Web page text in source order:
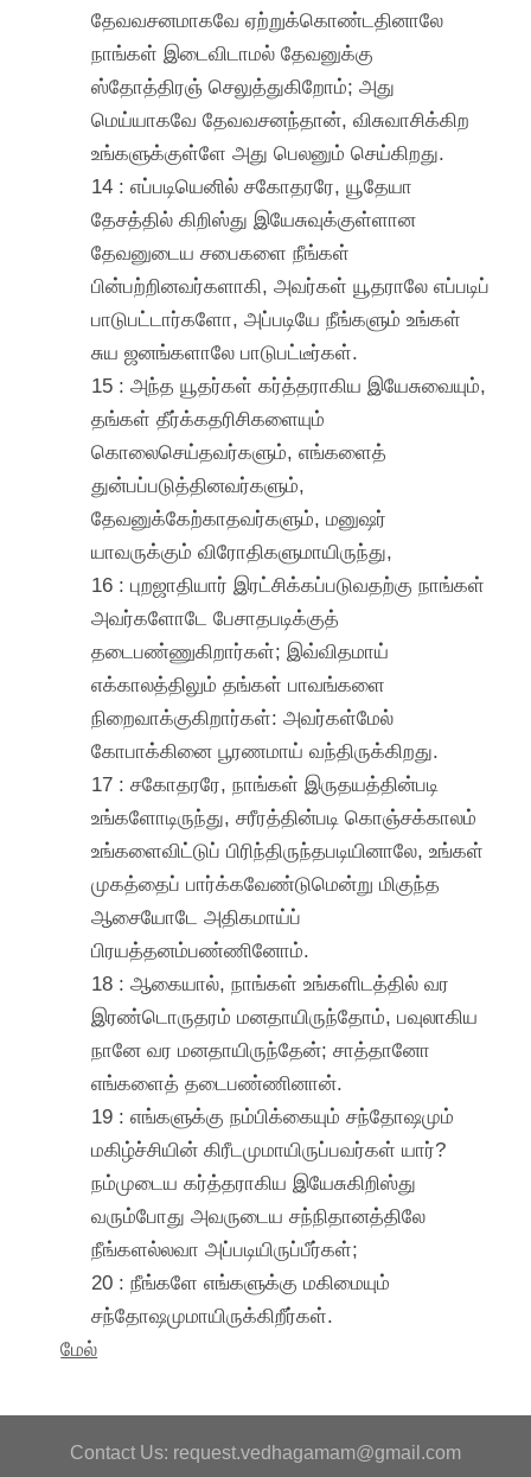
தேவவசனமாகவே ஏற்றுக்கொண்டதினாலே
நாங்கள் இடைவிடாமல் தேவனுக்கு
ஸ்தோத்திரஞ் செலுத்துகிறோம்; அது
மெய்யாகவே தேவவசனந்தான், விசுவாசிக்கிற
உங்களுக்குள்ளே அது பெலனும் செய்கிறது.
14 : எப்படியெனில் சகோதரரே, யூதேயா
தேசத்தில் கிறிஸ்து இயேசுவுக்குள்ளான
தேவனுடைய சபைகளை நீங்கள்
பின்பற்றினவர்களாகி, அவர்கள் யூதராலே எப்படிப்
பாடுபட்டார்களோ, அப்படியே நீங்களும் உங்கள்
சுய ஜனங்களாலே பாடுபட்டீர்கள்.
15 : அந்த யூதர்கள் கர்த்தராகிய இயேசுவையும்,
தங்கள் தீர்க்கதரிசிகளையும்
கொலைசெய்தவர்களும், எங்களைத்
துன்பப்படுத்தினவர்களும்,
தேவனுக்கேற்காதவர்களும், மனுஷர்
யாவருக்கும் விரோதிகளுமாயிருந்து,
16 : புறஜாதியார் இரட்சிக்கப்படுவதற்கு நாங்கள்
அவர்களோடே பேசாதபடிக்குத்
தடைபண்ணுகிறார்கள்; இவ்விதமாய்
எக்காலத்திலும் தங்கள் பாவங்களை
நிறைவாக்குகிறார்கள்: அவர்கள்மேல்
கோபாக்கினை பூரணமாய் வந்திருக்கிறது.
17 : சகோதரரே, நாங்கள் இருதயத்தின்படி
உங்களோடிருந்து, சரீரத்தின்படி கொஞ்சக்காலம்
உங்களைவிட்டுப் பிரிந்திருந்தபடியினாலே, உங்கள்
முகத்தைப் பார்க்கவேண்டுமென்று மிகுந்த
ஆசையோடே அதிகமாய்ப்
பிரயத்தனம்பண்ணினோம்.
18 : ஆகையால், நாங்கள் உங்களிடத்தில் வர
இரண்டொருதரம் மனதாயிருந்தோம், பவுலாகிய
நானே வர மனதாயிருந்தேன்; சாத்தானோ
எங்களைத் தடைபண்ணினான்.
19 : எங்களுக்கு நம்பிக்கையும் சந்தோஷமும்
மகிழ்ச்சியின் கிரீடமுமாயிருப்பவர்கள் யார்?
நம்முடைய கர்த்தராகிய இயேசுகிறிஸ்து
வரும்போது அவருடைய சந்நிதானத்திலே
நீங்களல்லவா அப்படியிருப்பீர்கள்;
20 : நீங்களே எங்களுக்கு மகிமையும்
சந்தோஷமுமாயிருக்கிறீர்கள்.
மேல்
Contact Us: request.vedhagamam@gmail.com